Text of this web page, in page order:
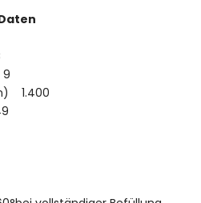
1.400